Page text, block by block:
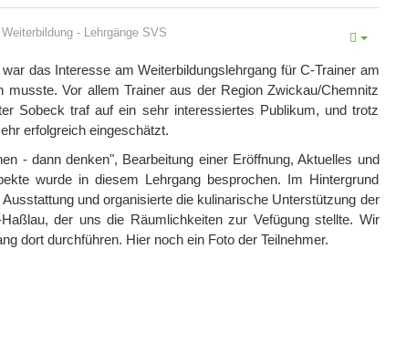
- Lehrgänge SVS
das Interesse am Weiterbildungslehrgang für C-Trainer am
Vor allem Trainer aus der Region Zwickau/Chemnitz
Sobeck traf auf ein sehr interessiertes Publikum, und trotz
erfolgreich eingeschätzt.
- dann denken", Bearbeitung einer Eröffnung, Aktuelles und
wurde in diesem Lehrgang besprochen. Im Hintergrund
und organisierte die kulinarische Unterstützung der
der uns die Räumlichkeiten zur Vefügung stellte. Wir
dort durchführen. Hier noch ein Foto der Teilnehmer.